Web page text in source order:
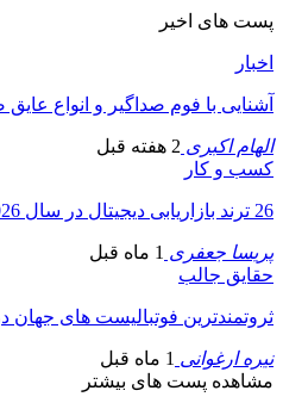
پست های اخیر
اخبار
آشنایی با فوم صداگیر و انواع
الهام اکبری 2 هفته قبل
کسب و کار
26 ترند بازاریابی دیجیتال در سال 2026 که هر کسب‌وکاری…
پریسا جعفری 1 ماه قبل
حقایق جالب
ثروتمندترین فوتبالیست های جهان در سال
نیره ارغوانی 1 ماه قبل
مشاهده پست های بیشتر